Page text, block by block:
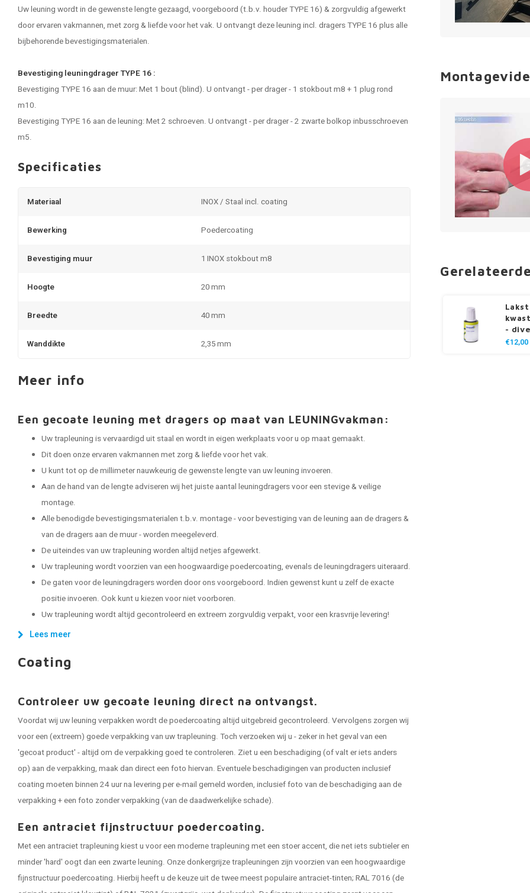
Uw leuning wordt in de gewenste lengte gezaagd, voorgeboord (t.b.v. houder TYPE 16) & zorgvuldig afgewerkt
door ervaren vakmannen, met zorg & liefde voor het vak. U ontvangt deze leuning incl. dragers TYPE 16 plus alle
bijbehorende bevestigingsmaterialen.
Bevestiging leuningdrager TYPE 16 :
Bevestiging TYPE 16 aan de muur: Met 1 bout (blind). U ontvangt - per drager - 1 stokbout m8 + 1 plug rond
m10.
Bevestiging TYPE 16 aan de leuning: Met 2 schroeven. U ontvangt - per drager - 2 zwarte bolkop inbusschroeven
m5.
Specificaties
Materiaal INOX / Staal incl. coating
Bewerking Poedercoating
Bevestiging muur 1 INOX stokbout m8
Hoogte 20 mm
Breedte 40 mm
Wanddikte 2,35 mm
Meer info
Een gecoate leuning met dragers op maat van LEUNINGvakman:
Uw trapleuning is vervaardigd uit staal en wordt in eigen werkplaats voor u op maat gemaakt.
Dit doen onze ervaren vakmannen met zorg & liefde voor het vak.
U kunt tot op de millimeter nauwkeurig de gewenste lengte van uw leuning invoeren.
Aan de hand van de lengte adviseren wij het juiste aantal leuningdragers voor een stevige & veilige
montage.
Alle benodigde bevestigingsmaterialen t.b.v. montage - voor bevestiging van de leuning aan de dragers &
van de dragers aan de muur - worden meegeleverd.
De uiteindes van uw trapleuning worden altijd netjes afgewerkt.
Uw trapleuning wordt voorzien van een hoogwaardige poedercoating, evenals de leuningdragers uiteraard.
De gaten voor de leuningdragers worden door ons voorgeboord. Indien gewenst kunt u zelf de exacte
positie invoeren. Ook kunt u kiezen voor niet voorboren.
Uw trapleuning wordt altijd gecontroleerd en extreem zorgvuldig verpakt, voor een krasvrije levering!
Lees meer
Coating
Controleer uw gecoate leuning direct na ontvangst.
Voordat wij uw leuning verpakken wordt de poedercoating altijd uitgebreid gecontroleerd. Vervolgens zorgen wij
voor een (extreem) goede verpakking van uw trapleuning. Toch verzoeken wij u - zeker in het geval van een
'gecoat product' - altijd om de verpakking goed te controleren. Ziet u een beschadiging (of valt er iets anders
op) aan de verpakking, maak dan direct een foto hiervan. Eventuele beschadigingen van producten inclusief
coating moeten binnen 24 uur na levering per e-mail gemeld worden, inclusief foto van de beschadiging aan de
verpakking + een foto zonder verpakking (van de daadwerkelijke schade).
Een antraciet fijnstructuur poedercoating.
Met een antraciet trapleuning kiest u voor een moderne trapleuning met een stoer accent, die net iets subtieler en
minder 'hard' oogt dan een zwarte leuning. Onze donkergrijze trapleuningen zijn voorzien van een hoogwaardige
fijnstructuur poedercoating. Hierbij heeft u de keuze uit de twee meest populaire antraciet-tinten; RAL 7016 (de
-
€12,00